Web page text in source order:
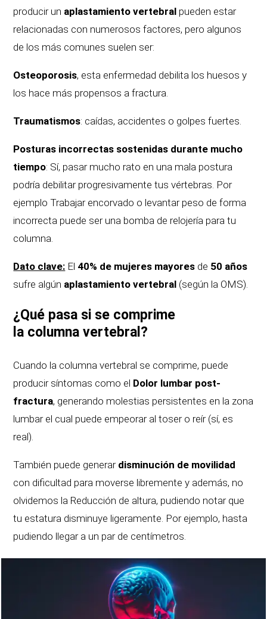
producir un aplastamiento vertebral pueden estar
relacionadas con numerosos factores, pero algunos
de los más comunes suelen ser:
Osteoporosis, esta enfermedad debilita los huesos y
los hace más propensos a fractura.
Traumatismos: caídas, accidentes o golpes fuertes.
Posturas incorrectas sostenidas durante mucho
tiempo: Sí, pasar mucho rato en una mala postura
podría debilitar progresivamente tus vértebras. Por
ejemplo Trabajar encorvado o levantar peso de forma
incorrecta puede ser una bomba de relojería para tu
columna.
Dato clave: El 40% de mujeres mayores de 50 años
sufre algún aplastamiento vertebral (según la OMS).
¿Qué pasa si se comprime
la columna vertebral?
Cuando la columna vertebral se comprime, puede
producir síntomas como el Dolor lumbar post-
fractura, generando molestias persistentes en la zona
lumbar el cual puede empeorar al toser o reír (sí, es
real).
También puede generar disminución de movilidad
con dificultad para moverse libremente y además, no
olvidemos la Reducción de altura, pudiendo notar que
tu estatura disminuye ligeramente. Por ejemplo, hasta
pudiendo llegar a un par de centímetros.